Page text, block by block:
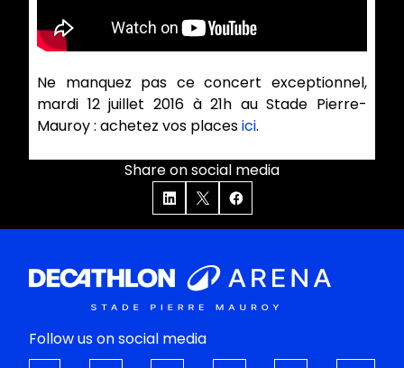
Ne manquez pas ce concert exceptionnel,
mardi 12 juillet 2016 à 21h au Stade Pierre-
Mauroy : achetez vos placesici.
Share on social media
Follow us on social media